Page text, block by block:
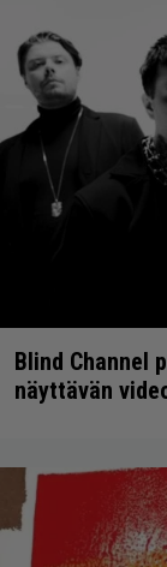
Blind Channel
näyttävän